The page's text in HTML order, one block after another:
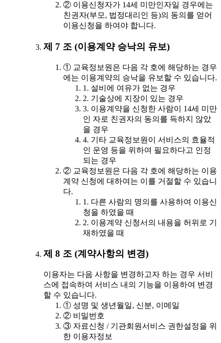
② 이용신청자가 14세 미만인자일 경우에는
친권자(부모, 법정대리인 등)의 동의를 얻어
이용신청을 하여야 합니다.
제 7 조 (이용계약 승낙의 유보)
① 교육정보원은 다음 각 호에 해당하는 경우
에는 이용계약의 승낙을 유보할 수 있습니다.
1. 설비에 여유가 없는 경우
2. 기술상에 지장이 있는 경우
3. 이용계약을 신청한 사람이 14세 미만
인 자로 친권자의 동의를 득하지 않았
을 경우
4. 기타 교육정보원이 서비스의 효율적
인 운영 등을 위하여 필요하다고 인정
되는 경우
② 교육정보원은 다음 각 호에 해당하는 이용
계약 신청에 대하여는 이를 거절할 수 있습니
다.
1. 다른 사람의 명의를 사용하여 이용신
청을 하였을 때
2. 이용계약 신청서의 내용을 허위로 기
재하였을 때
제 8 조 (계약사항의 변경)
이용자는 다음 사항을 변경하고자 하는 경우 서비
스에 접속하여 서비스 내의 기능을 이용하여 변경
할 수 있습니다.
① 성명 및 생년월일, 신분, 이메일
② 비밀번호
③ 자료신청 / 기관회원서비스 권한설정을 위
한 이용자정보